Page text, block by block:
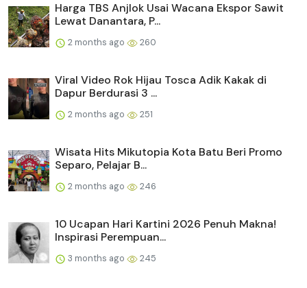
Harga TBS Anjlok Usai Wacana Ekspor Sawit
Lewat Danantara, P...
2 months ago 260
Viral Video Rok Hijau Tosca Adik Kakak di
Dapur Berdurasi 3 ...
2 months ago 251
Wisata Hits Mikutopia Kota Batu Beri Promo
Separo, Pelajar B...
2 months ago 246
10 Ucapan Hari Kartini 2026 Penuh Makna!
Inspirasi Perempuan...
3 months ago 245